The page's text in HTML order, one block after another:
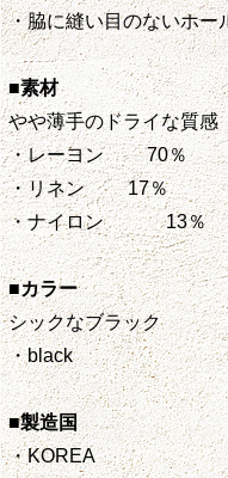
・脇に縫い目のないホー
■素材
やや薄手のドライな質感
・レーヨン 70％
・リネン 17％
・ナイロン 13％
■カラー
シックなブラック
・black
■製造国
・KOREA